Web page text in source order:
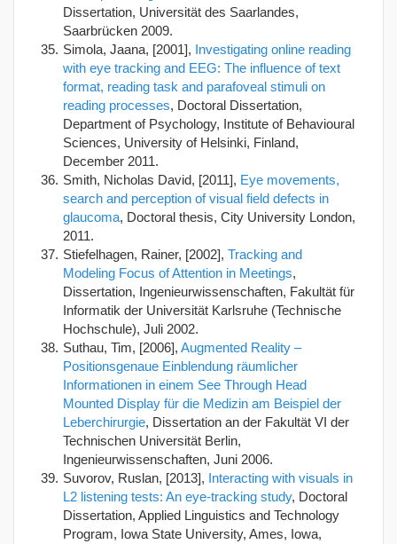
Dissertation, Universität des Saarlandes,
Saarbrücken 2009.
Simola, Jaana, [2001], Investigating online reading
with eye tracking and EEG: The influence of text
format, reading task and parafoveal stimuli on
reading processes, Doctoral Dissertation,
Department of Psychology, Institute of Behavioural
Sciences, University of Helsinki, Finland,
December 2011.
Smith, Nicholas David, [2011], Eye movements,
search and perception of visual field defects in
glaucoma, Doctoral thesis, City University London,
2011.
Stiefelhagen, Rainer, [2002], Tracking and
Modeling Focus of Attention in Meetings,
Dissertation, Ingenieurwissenschaften, Fakultät für
Informatik der Universität Karlsruhe (Technische
Hochschule), Juli 2002.
Suthau, Tim, [2006], Augmented Reality –
Positionsgenaue Einblendung räumlicher
Informationen in einem See Through Head
Mounted Display für die Medizin am Beispiel der
Leberchirurgie, Dissertation an der Fakultät VI der
Technischen Universität Berlin,
Ingenieurwissenschaften, Juni 2006.
Suvorov, Ruslan, [2013], Interacting with visuals in
L2 listening tests: An eye‐tracking study, Doctoral
Dissertation, Applied Linguistics and Technology
Program, Iowa State University, Ames, Iowa,